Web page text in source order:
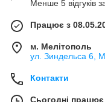
Менше 5 відгуків
Працює з
м. Мелітополь
ул. Зиндельса 6,
Контакти
Сьогодні